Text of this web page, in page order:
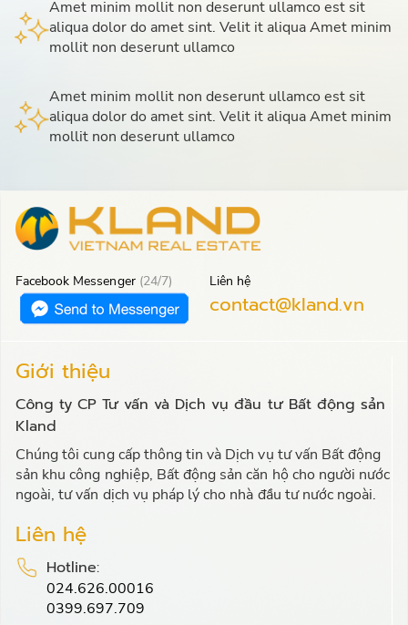
Amet minim mollit non deserunt ullamco est sit
aliqua dolor do amet sint. Velit it aliqua Amet minim
mollit non deserunt ullamco
Amet minim mollit non deserunt ullamco est sit
aliqua dolor do amet sint. Velit it aliqua Amet minim
mollit non deserunt ullamco
Facebook Messenger (24/7) Liên hệ
contact@kland.vn
Giới thiệu
Công ty CP Tư vấn và Dịch vụ đầu tư Bất động sản
Kland
Chúng tôi cung cấp thông tin và Dịch vụ tư vấn Bất động
sản khu công nghiệp, Bất động sản căn hộ cho người nước
ngoài, tư vấn dịch vụ pháp lý cho nhà đầu tư nước ngoài.
Liên hệ
Hotline:
024.626.00016
0399.697.709